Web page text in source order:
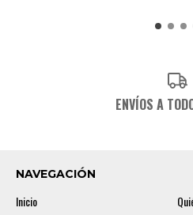
ENVÍOS A
NAVEGACIÓN
Inicio